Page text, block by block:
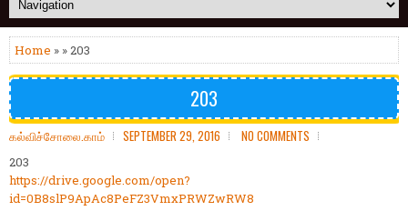
Home » » 203
203
கல்விச்சோலை.காம் SEPTEMBER 29, 2016 NO COMMENTS
203
https://drive.google.com/open?
id=0B8slP9ApAc8PeFZ3VmxPRWZwRW8